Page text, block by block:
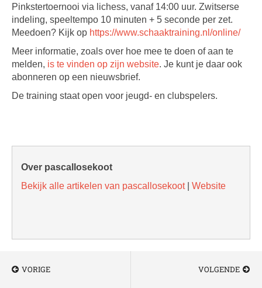
Pinkstertoernooi via lichess, vanaf 14:00 uur. Zwitserse
indeling, speeltempo 10 minuten + 5 seconde per zet.
Meedoen? Kijk op https://www.schaaktraining.nl/online/
Meer informatie, zoals over hoe mee te doen of aan te
melden, is te vinden op zijn website. Je kunt je daar ook
abonneren op een nieuwsbrief.
De training staat open voor jeugd- en clubspelers.
Over pascallosekoot
Bekijk alle artikelen van pascallosekoot| Website
VORIGE VOLGENDE